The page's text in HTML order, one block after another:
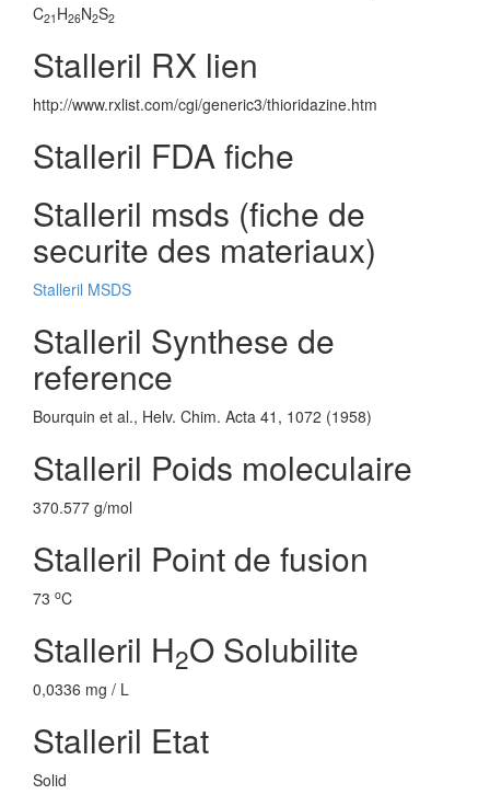
C21 H26N2S2
Stalleril RX lien
http://www.rxlist.com/cgi/generic3/thioridazine.htm
Stalleril FDA fiche
Stalleril msds (fiche de
securite des materiaux)
Stalleril MSDS
Stalleril Synthese de
reference
Bourquin et al., Helv. Chim. Acta 41, 1072 (1958)
Stalleril Poids moleculaire
370.577 g/mol
Stalleril Point de fusion
73 oC
Stalleril H2O Solubilite
0,0336 mg / L
Stalleril Etat
Solid